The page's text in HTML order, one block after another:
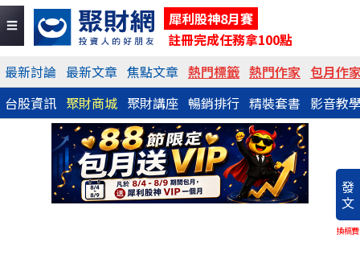
犀利股神8月賽
註冊完成任務拿100點
最新討論 最新文章 焦點文章 熱門標籤 熱門作家 包月作
台股資訊 聚財商城 聚財講座 暢銷排行 精裝套書 影音教
發
文
換稿費